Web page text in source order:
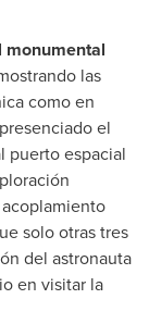
monumental
las
como en
el
puerto espacial
solo otras tres
del astronauta
en visitar la